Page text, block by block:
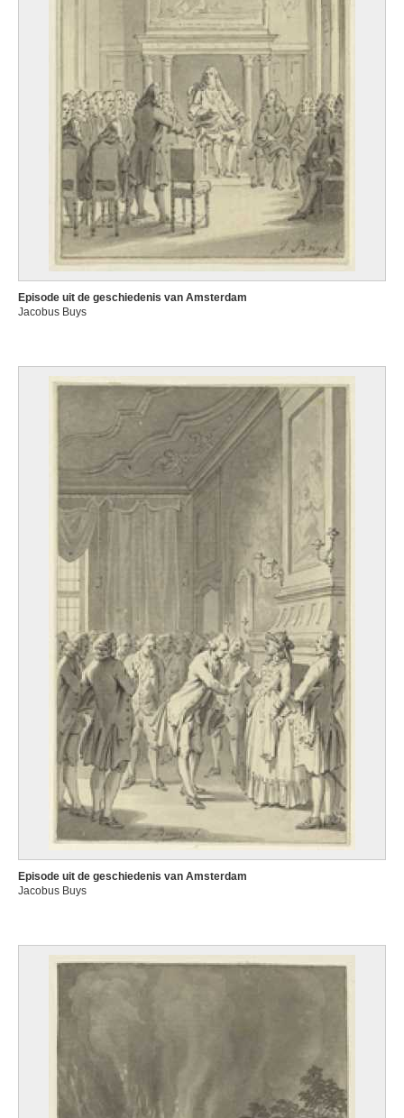
Episode uit de geschiedenis van Amsterdam
Jacobus Buys
Episode uit de geschiedenis van Amsterdam
Jacobus Buys